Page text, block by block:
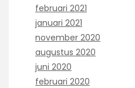
februari 2021
januari 2021
november 2020
augustus 2020
juni 2020
februari 2020